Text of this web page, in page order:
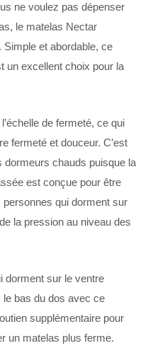
ne voulez pas dépenser
le matelas Nectar
et abordable, ce
un excellent choix pour la
de fermeté, ce qui
fermeté et douceur. C’est
dormeurs chauds puisque la
est conçue pour être
qui dorment sur
la pression au niveau des
dorment sur le ventre
bas du dos avec ce
supplémentaire pour
un matelas plus ferme.